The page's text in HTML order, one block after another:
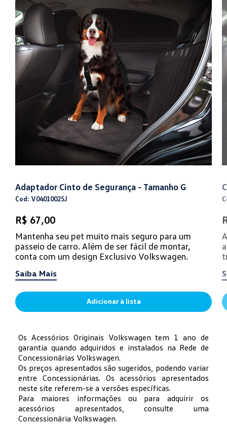
Adaptador Cinto de Segurança - Tamanho G
Cod: V04010025J
R$ 67,00
Mantenha seu pet muito mais seguro para um
passeio de carro. Além de ser fácil de montar,
conta com um design Exclusivo Volkswagen.
Saiba Mais
Adicionar à lista
Os Acessórios Originais Volkswagen tem 1 ano de
garantia quando adquiridos e instalados na Rede de
Concessionárias Volkswagen.
Os preços apresentados são sugeridos, podendo variar
entre Concessionárias. Os acessórios apresentados
neste site referem-se a versões específicas.
Para maiores informações ou para adquirir os
acessórios apresentados, consulte uma
Concessionária Volkswagen.